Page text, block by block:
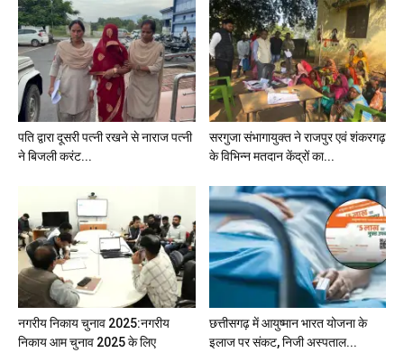
पति द्वारा दूसरी पत्नी रखने से नाराज पत्नी
ने बिजली करंट...
सरगुजा संभागायुक्त ने राजपुर एवं शंकरगढ़
के विभिन्न मतदान केंद्रों का...
नगरीय निकाय चुनाव 2025:नगरीय
निकाय आम चुनाव 2025 के लिए
छत्तीसगढ़ में आयुष्मान भारत योजना के
इलाज पर संकट, निजी अस्पताल...